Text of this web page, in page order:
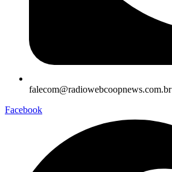
falecom@radiowebcoopnews.com.br
Facebook